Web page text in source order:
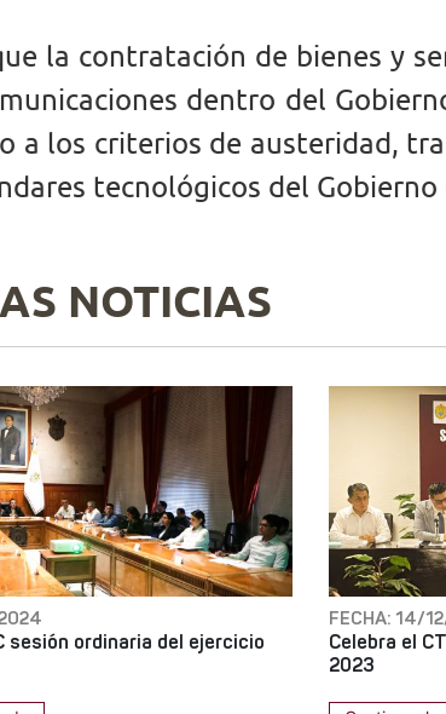
la contratación de bienes y
dentro del
a los criterios de austeridad,
tecnológicos del
NOTICIAS
sesión ordinaria del ejercicio
FECHA: 14/
Celebra el
2023